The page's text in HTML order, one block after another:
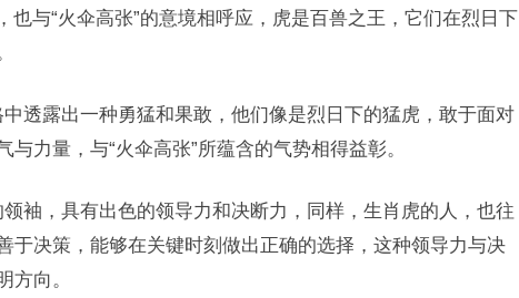
也与“火伞高张”的意境相呼应，虎是百兽之王，它们在烈日下
中透露出一种勇猛和果敢，他们像是烈日下的猛虎，敢于面对
力量，与“火伞高张”所蕴含的气势相得益彰。
领袖，具有出色的领导力和决断力，同样，生肖虎的人，也往
于决策，能够在关键时刻做出正确的选择，这种领导力与决
方向。